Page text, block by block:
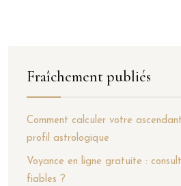
Fraîchement publiés
Comment calculer votre
profil astrologique
Voyance en ligne gratuite :
fiables ?